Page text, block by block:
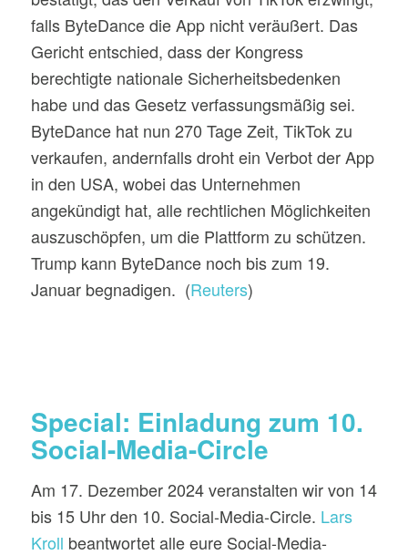
falls ByteDance die App nicht veräußert. Das
Gericht entschied, dass der Kongress
berechtigte nationale Sicherheitsbedenken
habe und das Gesetz verfassungsmäßig sei.
ByteDance hat nun 270 Tage Zeit, TikTok zu
verkaufen, andernfalls droht ein Verbot der App
in den USA, wobei das Unternehmen
angekündigt hat, alle rechtlichen Möglichkeiten
auszuschöpfen, um die Plattform zu schützen.
Trump kann ByteDance noch bis zum 19.
Januar begnadigen. (Reuters)
Special: Einladung zum 10.
Social-Media-Circle
Am 17. Dezember 2024 veranstalten wir von 14
bis 15 Uhr den 10. Social-Media-Circle. Lars
Kroll beantwortet alle eure Social-Media-